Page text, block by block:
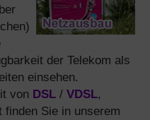
der Telekom als
einsehen.
von DSL / VDSL,
finden Sie in unserem